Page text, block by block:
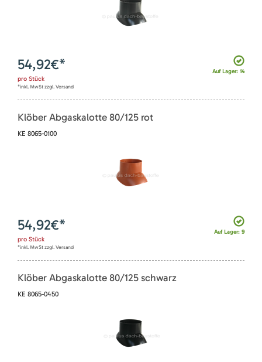
Auf Lager: 14
54,92€*
pro Stück
*inkl. MwSt zzgl. Versand
Klöber Abgaskalotte 80/125 rot
KE 8065-0100
Auf Lager: 9
54,92€*
pro Stück
*inkl. MwSt zzgl. Versand
Klöber Abgaskalotte 80/125 schwarz
KE 8065-0450